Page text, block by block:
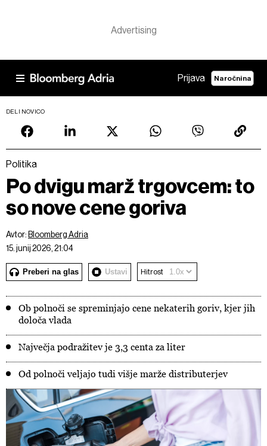
Prijava Naročnina
DELI NOVICO
Politika
Po dvigu marž trgovcem: to
so nove cene goriva
Avtor: Bloomberg Adria
15. junij 2026, 21:04
Preberi na glas Ustavi Hitrost
Ob polnoči se spreminjajo cene nekaterih goriv, kjer jih
določa vlada
Največja podražitev je 3,3 centa za liter
Od polnoči veljajo tudi višje marže distributerjev